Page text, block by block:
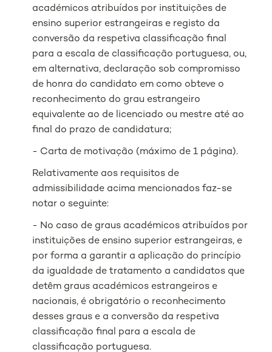
académicos atribuídos por instituições de
ensino superior estrangeiras e registo da
conversão da respetiva classificação final
para a escala de classificação portuguesa, ou,
em alternativa, declaração sob compromisso
de honra do candidato em como obteve o
reconhecimento do grau estrangeiro
equivalente ao de licenciado ou mestre até ao
final do prazo de candidatura;
- Carta de motivação (máximo de 1 página).
Relativamente aos requisitos de
admissibilidade acima mencionados faz-se
notar o seguinte:
- No caso de graus académicos atribuídos por
instituições de ensino superior estrangeiras, e
por forma a garantir a aplicação do princípio
da igualdade de tratamento a candidatos que
detêm graus académicos estrangeiros e
nacionais, é obrigatório o reconhecimento
desses graus e a conversão da respetiva
classificação final para a escala de
classificação portuguesa.